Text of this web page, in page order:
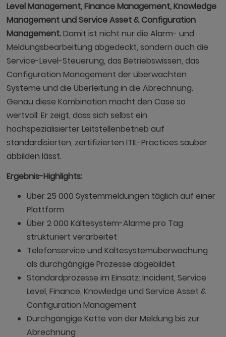
Level Management, Finance Management, Knowledge
Management und Service Asset & Configuration
Management.Damit ist nicht nur die Alarm- und
Meldungsbearbeitung abgedeckt, sondern auch die
Service-Level-Steuerung, das Betriebswissen, das
Configuration Management der überwachten
Systeme und die Überleitung in die Abrechnung.
Genau diese Kombination macht den Case so
wertvoll: Er zeigt, dass sich selbst ein
hochspezialisierter Leitstellenbetrieb auf
standardisierten, zertifizierten ITIL-Practices sauber
abbilden lässt.
Ergebnis-Highlights:
Über 25 000 Systemmeldungen täglich auf einer
Plattform
Über 2 000 Kältesystem-Alarme pro Tag
strukturiert verarbeitet
Telefonservice und Kältesystemüberwachung
als durchgängige Prozesse abgebildet
Standardprozesse im Einsatz: Incident, Service
Level, Finance, Knowledge und Service Asset &
Configuration Management
Durchgängige Kette von der Meldung bis zur
Abrechnung